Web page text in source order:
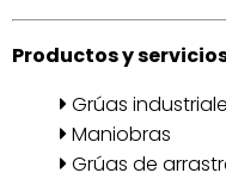
Productos y
Grúas
Maniobras
Grúas de